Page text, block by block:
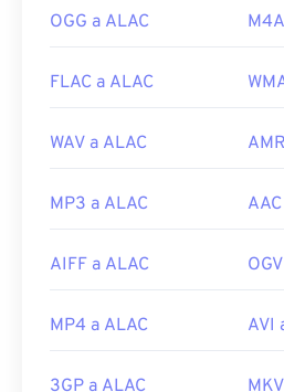
OGG a ALAC
FLAC a ALAC
WAV a ALAC
MP3 a ALAC
AIFF a ALAC
MP4 a ALAC AVI
3GP a ALAC